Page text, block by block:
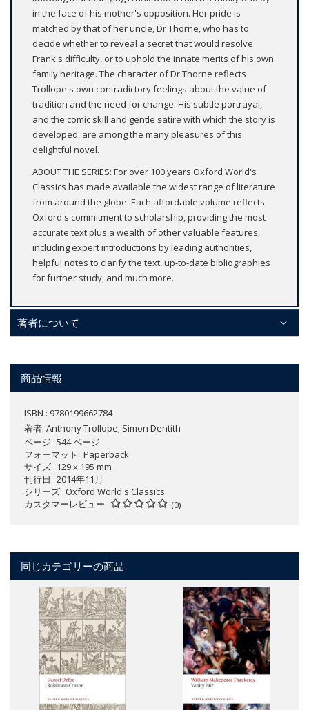
in the face of his mother's opposition. Her pride is
matched by that of her uncle, Dr Thorne, who has to
decide whether to reveal a secret that would resolve
Frank's difficulty, or to uphold the innate merits of his own
family heritage. The character of Dr Thorne reflects
Trollope's own contradictory feelings about the value of
tradition and the need for change. His subtle portrayal,
and the comic skill and gentle satire with which the story is
developed, are among the many pleasures of this
delightful novel.
ABOUT THE SERIES: For over 100 years Oxford World's
Classics has made available the widest range of literature
from around the globe. Each affordable volume reflects
Oxford's commitment to scholarship, providing the most
accurate text plus a wealth of other valuable features,
including expert introductions by leading authorities,
helpful notes to clarify the text, up-to-date bibliographies
for further study, and much more.
著者について
商品情報
ISBN : 9780199662784
著者: Anthony Trollope; Simon Dentith
ページ 544 ページ
フォーマット
Paperback
サイズ 129 x 195 mm
刊行日 2014年11月
シリーズ Oxford World's Classics
カスタマーレビュー
(0)
同じカテゴリーの商品